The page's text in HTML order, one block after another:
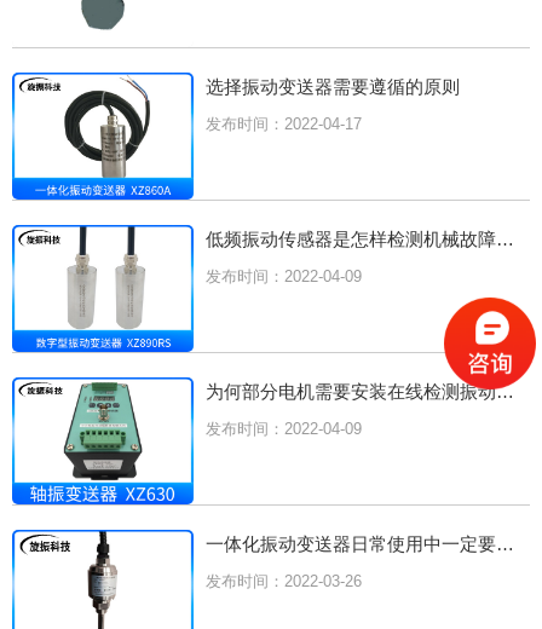
选择振动变送器需要遵循的原则
发布时间：2022-04-17
低频振动传感器是怎样检测机械故障的？
发布时间：2022-04-09
为何部分电机需要安装在线检测振动变送器？
发布时间：2022-04-09
一体化振动变送器日常使用中一定要做好维护
发布时间：2022-03-26